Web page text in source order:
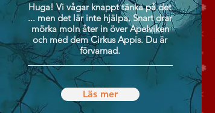
Huga! Vi vågar knappt tänka på det
... men det lär inte hjälpa. Snart drar
mörka moln åter in över Apelviken
och med dem Cirkus Appis. Du är
förvarnad.
Läs mer